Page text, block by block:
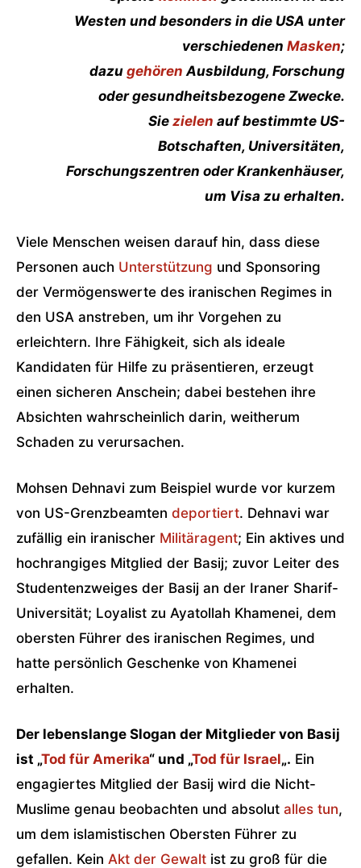
Westen und besonders in die USA unter
verschiedenen Masken;
dazu gehörenAusbildung, Forschung
oder gesundheitsbezogene Zwecke.
Sie zielen auf bestimmte US-
Botschaften, Universitäten,
Forschungszentren oder Krankenhäuser,
um Visa zu erhalten.
Viele Menschen weisen darauf hin, dass diese
Personen auch Unterstützung und Sponsoring
der Vermögenswerte des iranischen Regimes in
den USA anstreben, um ihr Vorgehen zu
erleichtern. Ihre Fähigkeit, sich als ideale
Kandidaten für Hilfe zu präsentieren, erzeugt
einen sicheren Anschein; dabei bestehen ihre
Absichten wahrscheinlich darin, weitherum
Schaden zu verursachen.
Mohsen Dehnavi zum Beispiel wurde vor kurzem
von US-Grenzbeamten deportiert. Dehnavi war
zufällig ein iranischer Militäragent; Ein aktives und
hochrangiges Mitglied der Basij; zuvor Leiter des
Studentenzweiges der Basij an der Iraner Sharif-
Universität; Loyalist zu Ayatollah Khamenei, dem
obersten Führer des iranischen Regimes, und
hatte persönlich Geschenke von Khamenei
erhalten.
Der lebenslange Slogan der Mitglieder von Basij
ist „Tod für Amerika“ und „Tod für Israel„. Ein
engagiertes Mitglied der Basij wird die Nicht-
Muslime genau beobachten und absolut alles tun,
um dem islamistischen Obersten Führer zu
gefallen. Kein Akt der Gewalt ist zu groß für die